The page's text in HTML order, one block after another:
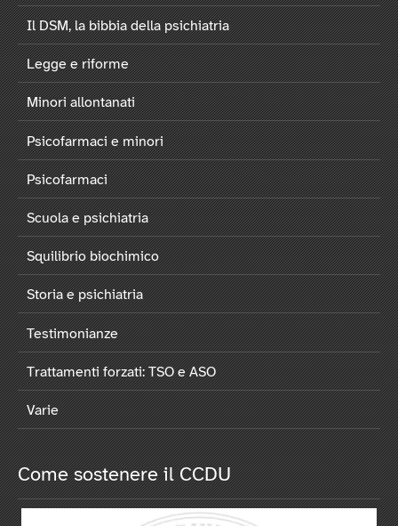
Il DSM, la bibbia della psichiatria
Legge e riforme
Minori allontanati
Psicofarmaci e minori
Psicofarmaci
Scuola e psichiatria
Squilibrio biochimico
Storia e psichiatria
Testimonianze
Trattamenti forzati: TSO e ASO
Varie
Come sostenere il CCDU